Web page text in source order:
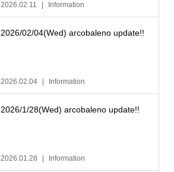
2026.02.11 Information
2026/02/04(Wed) arcobaleno update!!
2026.02.04 Information
2026/1/28(Wed) arcobaleno update!!
2026.01.28 Information